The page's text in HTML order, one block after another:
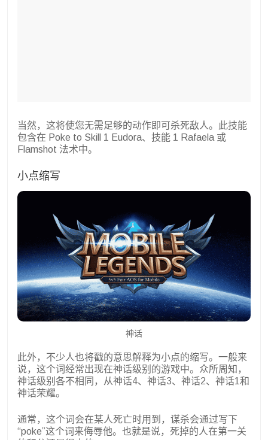
当然，这将使您无需足够的动作即可杀死敌人。此技能
包含在 Poke to Skill 1 Eudora、技能 1 Rafaela 或
Flamshot 法术中。
小点缩写
神话
此外，不少人也将戳的意思解释为小点的缩写。一般来
说，这个词经常出现在神话级别的游戏中。众所周知，
神话级别各不相同，从神话4、神话3、神话2、神话1和
神话荣耀。
通常，这个词会在某人死亡时用到，谋杀会通过写下
“poke”这个词来侮辱他。也就是说，死掉的人在第一关